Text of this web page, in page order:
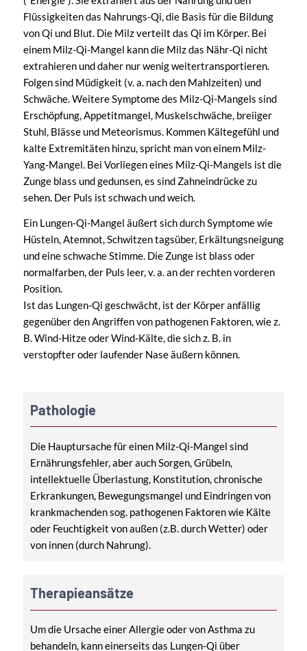
Flüssigkeiten das Nahrungs-Qi, die Basis für die Bildung
von Qi und Blut. Die Milz verteilt das Qi im Körper. Bei
einem Milz-Qi-Mangel kann die Milz das Nähr-Qi nicht
extrahieren und daher nur wenig weitertransportieren.
Folgen sind Müdigkeit (v. a. nach den Mahlzeiten) und
Schwäche. Weitere Symptome des Milz-Qi-Mangels sind
Erschöpfung, Appetitmangel, Muskelschwäche, breiiger
Stuhl, Blässe und Meteorismus. Kommen Kältegefühl und
kalte Extremitäten hinzu, spricht man von einem Milz-
Yang-Mangel. Bei Vorliegen eines Milz-Qi-Mangels ist die
Zunge blass und gedunsen, es sind Zahneindrücke zu
sehen. Der Puls ist schwach und weich.
Ein Lungen-Qi-Mangel äußert sich durch Symptome wie
Hüsteln, Atemnot, Schwitzen tagsüber, Erkältungsneigung
und eine schwache Stimme. Die Zunge ist blass oder
normalfarben, der Puls leer, v. a. an der rechten vorderen
Position.
Ist das Lungen-Qi geschwächt, ist der Körper anfällig
gegenüber den Angriffen von pathogenen Faktoren, wie z.
B. Wind-Hitze oder Wind-Kälte, die sich z. B. in
verstopfter oder laufender Nase äußern können.
Pathologie
Die Hauptursache für einen Milz-Qi-Mangel sind
Ernährungsfehler, aber auch Sorgen, Grübeln,
intellektuelle Überlastung, Konstitution, chronische
Erkrankungen, Bewegungsmangel und Eindringen von
krankmachenden sog. pathogenen Faktoren wie Kälte
oder Feuchtigkeit von außen (z.B. durch Wetter) oder
von innen (durch Nahrung).
Therapieansätze
Um die Ursache einer Allergie oder von Asthma zu
behandeln, kann einerseits das Lungen-Qi über